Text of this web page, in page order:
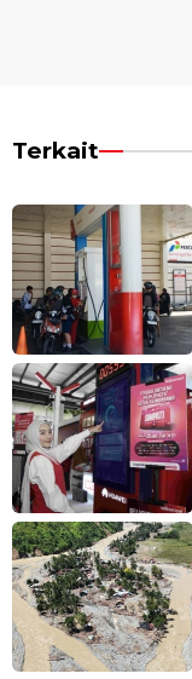
Terkait